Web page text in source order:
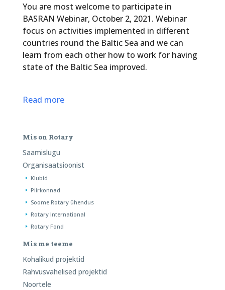
You are most welcome to participate in
BASRAN Webinar, October 2, 2021. Webinar
focus on activities implemented in different
countries round the Baltic Sea and we can
learn from each other how to work for having
state of the Baltic Sea improved.
Read more
Mis on Rotary
Saamislugu
Organisaatsioonist
Klubid
Piirkonnad
Soome Rotary ühendus
Rotary International
Rotary Fond
Mis me teeme
Kohalikud projektid
Rahvusvahelised projektid
Noortele